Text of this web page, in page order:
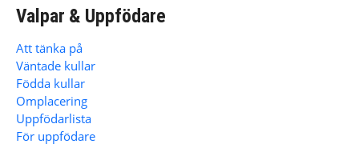
Valpar & Uppfödare
Att tänka på
Väntade kullar
Födda kullar
Omplacering
Uppfödarlista
För uppfödare